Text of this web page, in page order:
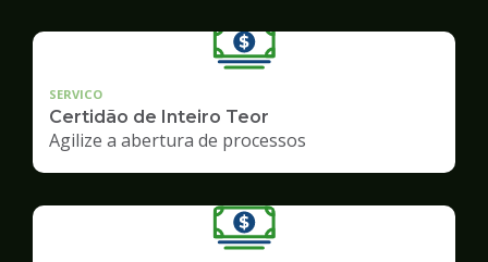
SERVICO
Certidão de Inteiro Teor
Agilize a abertura de processos